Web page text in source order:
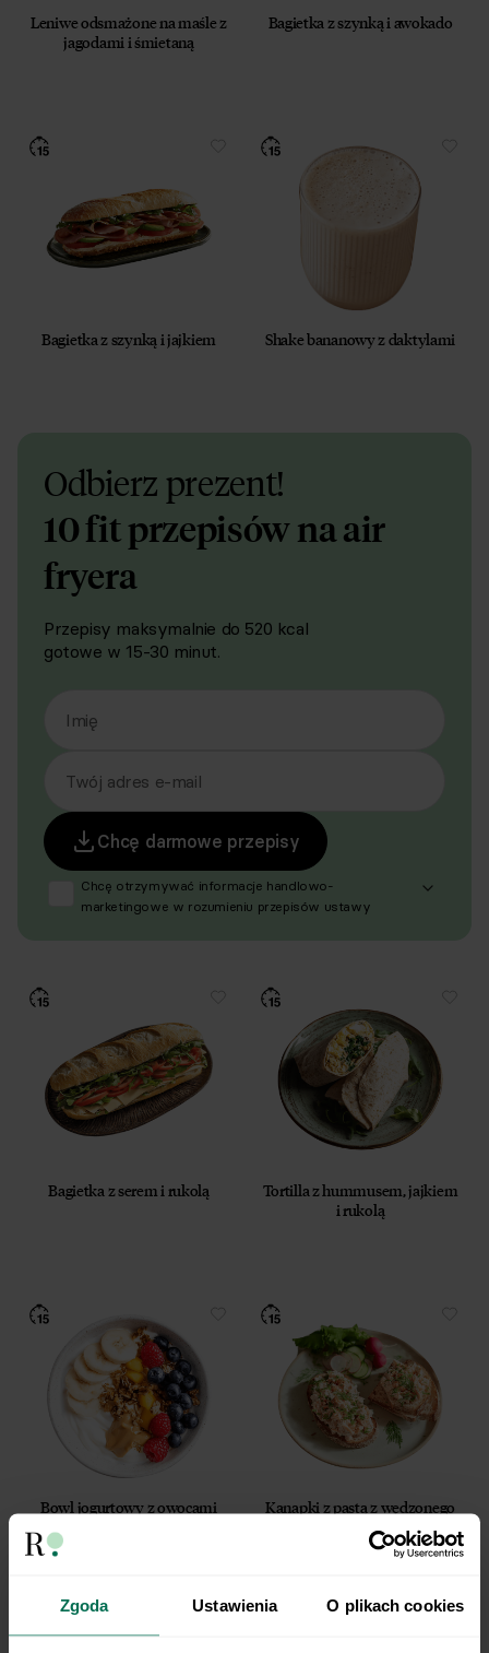
Zgoda Ustawienia O plikach cookies
Leniwe odsmażone na maśle z
jagodami i śmietaną
Bagietka z szynką i awokado
Bagietka z szynką i jajkiem Shake bananowy z daktylami
Odbierz prezent!
10 fit przepisów na air
fryera
Przepisy maksymalnie do 520 kcal
gotowe w 15-30 minut.
Imię
Twój adres e-mail
Chcę darmowe przepisy
Chcę otrzymywać informacje handlowo-
marketingowe w rozumieniu przepisów ustawy
dotyczących oferty Respo Wrzosek Witkowski SK,
Respo Wydawnictwo S.C. oraz RespoMed sp.z o.o.,
TEKA TRADE sp. z o.o. W związku z tym wyrażam
zgodę na przetwarzanie moich danych osobowych
w celu prowadzenia marketingu bezpośredniego
drogą elektroniczną, zgodnie z art. 6 ust. 1 lit a RODO,
a także komunikację/przesyłanie informacji
handlowych drogą elektroniczną, zgodnie z art. 398
prowadzenia marketingu bezpośredniego drogą
elektroniczną za pośrednictwem wiadomości e‑mail,
Przyjmuję do wiadomości, że przysługuje mi prawo
do wycofania powyższej zgody w każdym czasie.
Zobacz, jak przetwarzamy Twoje dane osobowe.
Zapoznaj się z naszą
Polityką prywatnościRespo
Bagietka z serem i rukolą
Tortilla z hummusem, jajkiem
i rukolą
Bowl jogurtowy z owocami
Kanapki z pastą z wędzonego
pstrąga, serka śmietankowego i
chrzanu